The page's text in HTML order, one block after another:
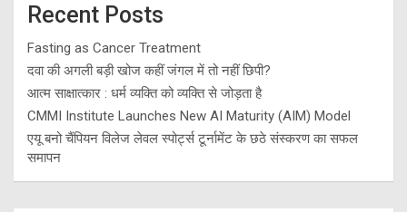
Recent Posts
Fasting as Cancer Treatment
दवा की अगली बड़ी खोज कहीं जंगल में तो नहीं छिपी?
आत्म साक्षात्कार : धर्म व्यक्ति को व्यक्ति से जोड़ता है
CMMI Institute Launches New AI Maturity (AIM) Model
एयू बनो चैंपियन विलेज लेवल स्पोर्ट्स टूर्नामेंट के छठे संस्करण का सफल
समापन